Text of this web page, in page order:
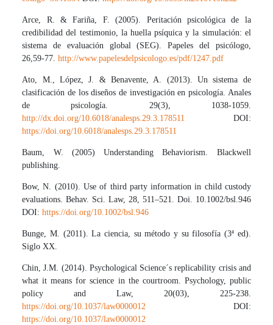
Arce, R. & Fariña, F. (2005). Peritación psicológica de la
credibilidad del testimonio, la huella psíquica y la simulación: el
sistema de evaluación global (SEG). Papeles del psicólogo,
26,59-77.http://www.papelesdelpsicologo.es/pdf/1247.pdf
Ato, M., López, J. & Benavente, A. (2013). Un sistema de
clasificación de los diseños de investigación en psicología. Anales
de psicología. 29(3), 1038-1059.
http://dx.doi.org/10.6018/analesps.29.3.178511 DOI:
https://doi.org/10.6018/analesps.29.3.178511
Baum, W. (2005) Understanding Behaviorism. Blackwell
publishing.
Bow, N. (2010). Use of third party information in child custody
evaluations. Behav. Sci. Law, 28, 511–521. Doi. 10.1002/bsl.946
DOI:https://doi.org/10.1002/bsl.946
Bunge, M. (2011). La ciencia, su método y su filosofía (3ª ed).
Siglo XX.
Chin, J.M. (2014). Psychological Science´s replicability crisis and
what it means for science in the courtroom. Psychology, public
policy and Law, 20(03), 225-238.
https://doi.org/10.1037/law0000012 DOI:
https://doi.org/10.1037/law0000012